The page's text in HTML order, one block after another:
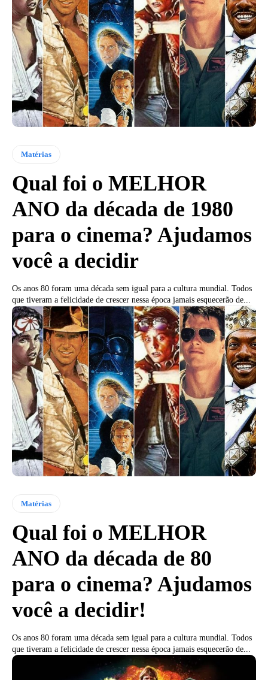
Matérias
Qual foi o MELHOR
ANO da década de 1980
para o cinema? Ajudamos
você a decidir
Os anos 80 foram uma década sem igual para a cultura mundial. Todos
que tiveram a felicidade de crescer nessa época jamais esquecerão de...
Matérias
Qual foi o MELHOR
ANO da década de 80
para o cinema? Ajudamos
você a decidir!
Os anos 80 foram uma década sem igual para a cultura mundial. Todos
que tiveram a felicidade de crescer nessa época jamais esquecerão de...